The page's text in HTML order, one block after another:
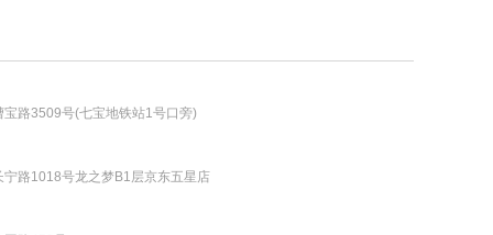
路3509号(七宝地铁站1号口旁)
路1018号龙之梦B1层京东五星店